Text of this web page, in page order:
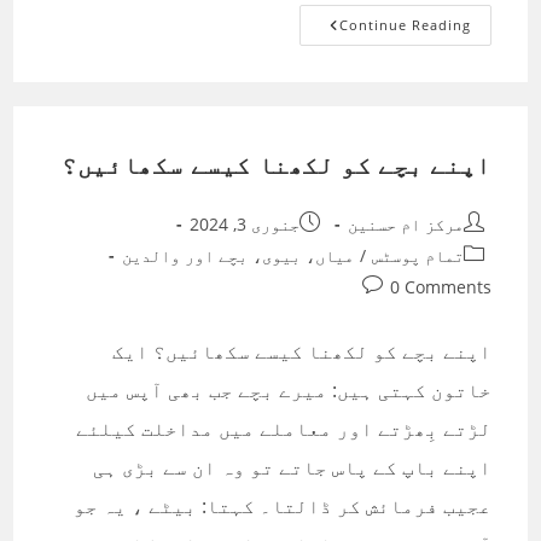
Continue Readingاچھا
اخلاق
اپنے بچے کو لکھنا کیسے سکھائیں؟
Post
author:
مرکز ام حسنین
Postجنوری 3, 2024
Post
category:
تمام پوسٹس / میاں، بیوی، بچے اور والدین
Post
0 Comments
اپنے بچے کو لکھنا کیسے سکھائیں؟ ایک
خاتون کہتی ہیں: میرے بچے جب بھی آپس میں
لڑتے بِھڑتے اور معاملے میں مداخلت کیلئے
اپنے باپ کے پاس جاتے تو وہ ان سے بڑی ہی
عجیب فرمائش کر ڈالتا۔ کہتا: بیٹے ، یہ جو